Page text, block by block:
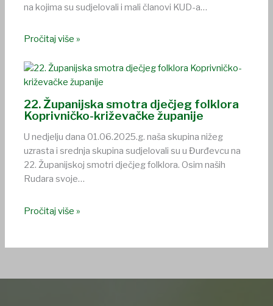
na kojima su sudjelovali i mali članovi KUD-a…
Pročitaj više »
22. Županijska smotra dječjeg folklora
Koprivničko-križevačke županije
U nedjelju dana 01.06.2025.g. naša skupina nižeg
uzrasta i srednja skupina sudjelovali su u Đurđevcu na
22. Županijskoj smotri dječjeg folklora. Osim naših
Rudara svoje…
Pročitaj više »